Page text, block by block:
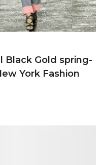
Black Gold spring-
York Fashion